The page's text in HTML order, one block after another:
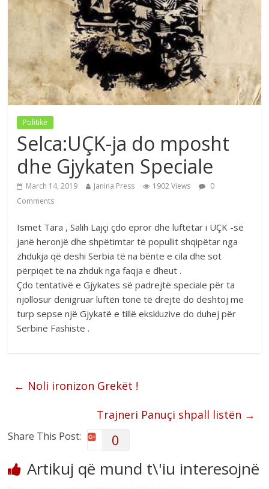
Politikë
Selca:UÇK-ja do mposht
dhe Gjykaten Speciale
March 14, 2019 Janina Press 1902 Views
0
Comments
Ismet Tara , Salih Lajçi çdo epror dhe luftëtar i UÇK -së
janë heronjë dhe shpëtimtar të popullit shqipëtar nga
zhdukja që deshi Serbia të na bënte e cila dhe sot
përpiqet të na zhduk nga faqja e dheut .
Çdo tentativë e Gjykates së padrejtë speciale për ta
njollosur denigruar luftën tonë të drejtë do dështoj me
turp sepse një Gjykatë e tillë ekskluzive do duhej për
Serbinë Fashiste .
← Noli ironizon Grekët !
Trajneri Panuçi shpall listën →
Share This Post: 0
Artikuj që mund t\'iu interesojnë